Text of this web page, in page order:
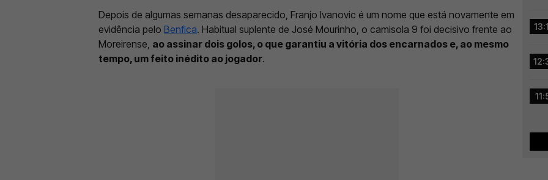
Depois de algumas semanas desaparecido, Franjo Ivanovic é um nome que está novamente em
evidência pelo Benfica. Habitual suplente de José Mourinho, o camisola 9 foi decisivo frente ao
Moreirense, ao assinar dois golos, o que garantiu a vitória dos encarnados e, ao mesmo
tempo, um feito inédito ao jogador.